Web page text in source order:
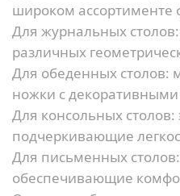
широком ассортименте
Для журнальных столов:
различных
Для обеденных столов:
ножки с
Для консольных столов:
подчеркивающие
Для письменных столов:
обеспечивающие